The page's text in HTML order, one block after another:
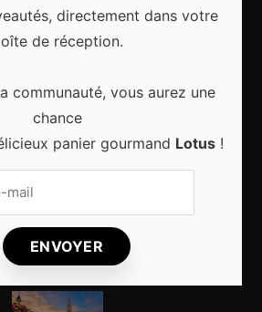
activités culturelles à Bruxelles
la ville autrement
indépendants donnent une
aux quartiers de Bruxelles
directement dans votre
de réception.
communauté, vous aurez une
chance
panier gourmand Lotus !